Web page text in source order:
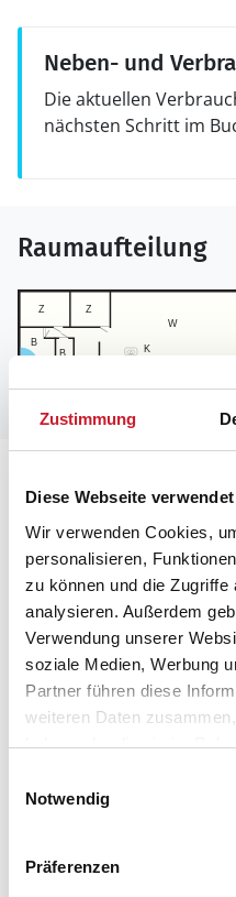
Zustimmung
Diese Webseite
Wir verwenden Cookies,
personalisieren,
zu können und die
analysieren. Außerdem
Verwendung unserer
soziale Medien, Werbung
Partner führen diese
weiteren Daten
haben oder die sie im
Notwendig
Präferenzen
Neben- und
Die aktuellen
nächsten Schritt im
Raumaufteilung
Adresse
Ferienhaus 04545
Dyrehavevej 3
Hou
9370 Hals